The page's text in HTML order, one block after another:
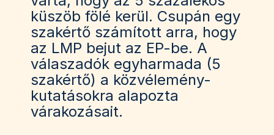
küszöb fölé kerül. Csupán egy
szakértő számított arra, hogy
az LMP bejut az EP-be. A
válaszadók egyharmada (5
szakértő) a közvélemény-
kutatásokra alapozta
várakozásait.